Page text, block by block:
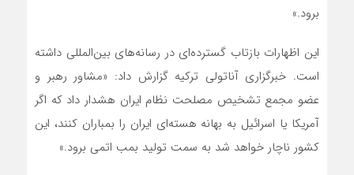
برود.»
این اظهارات بازتاب گسترده‌ای در رسانه‌های بین‌المللی داشته
است. خبرگزاری آناتولی ترکیه گزارش داد: «مشاور رهبر و
عضو مجمع تشخیص مصلحت نظام ایران هشدار داد که اگر
آمریکا یا اسرائیل به بهانه هسته‌ای ایران را بمباران کنند، این
کشور ناچار خواهد شد به سمت تولید بمب اتمی برود.»